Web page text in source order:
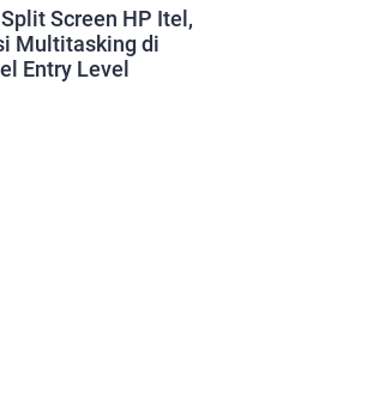
Screen HP Itel,
Multitasking di
Entry Level